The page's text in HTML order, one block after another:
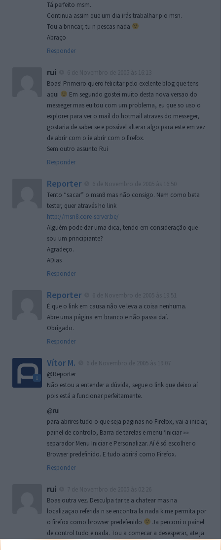
Tá perfeito msm.
Continua assim que um dia irás trabalhar p o msn.
Tou a brincar, tu n pescas nada
Abraço
Responder
rui
Boas! Primeiro quero felicitar pelo exelente blog que tens
aqui
Em segundo gostei muito desta nova versao do
messeger mas eu tou com um problema, eu que so uso o
explorer para ver o mail do hotmail atraves do messeger,
gostaria de saber se e possivel alterar algo para este em vez
de abrir com o ie abrir com o firefox.
Sem outro assunto Rui
Responder
Reporter
Tento “sacar” o msn8 mas não consigo. Nem como beta
tester, quer através ho link
http://msn8.core-server.be/
Alguém pode dar uma dica, tendo em consideração que
sou um principiante?
Agradeço.
ADias
Responder
Reporter
É que o link em causa não ve leva a coisa nenhuma.
Abre uma página em branco e não passa daí.
Obrigado.
Responder
Vítor M.
@Reporter
Não estou a entender a dúvida, segue o link que deixo aí
pois está a funcionar perfeitamente.
@rui
para abrires tudo o que seja paginas no Firefox, vai a iniciar,
painel de controlo, Barra de tarefas e menu ‘Iniciar »»
separador Menu Iniciar e Personalizar. Aí é só escolher o
Browser predefinido. E tudo abrirá como Firefox.
Responder
rui
Boas outra vez. Desculpa tar te a chatear mas na
localizaçao referida n se encontra la nada k me permita por
o firefox como browser predefenido
Ja percorri o painel
de control tudo e nada. Tou a comecar a desesperar, ate ja